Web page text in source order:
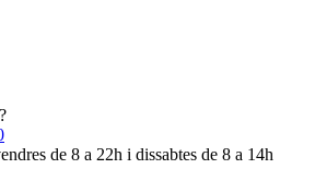
de 8 a 22h i dissabtes de 8 a 14h